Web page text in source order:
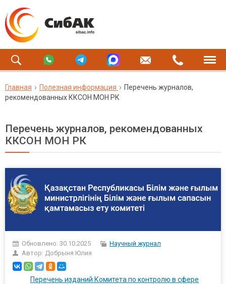
Главная Полезная информация
Перечень журналов,
рекомендованных ККСОН МОН РК
Перечень журналов, рекомендованных
ККСОН МОН РК
Обновлено: 30.10.2025
Научный журнал
Автор: Добрыня Юлия
Перечень изданий Комитета по контролю в сфере